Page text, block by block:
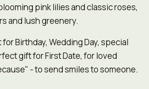
pink lilies and classic roses,
and lush greenery.
Birthday, Wedding Day, special
gift for First Date, for loved
- to send smiles to someone.